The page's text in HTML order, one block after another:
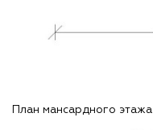
План мансардного этажа